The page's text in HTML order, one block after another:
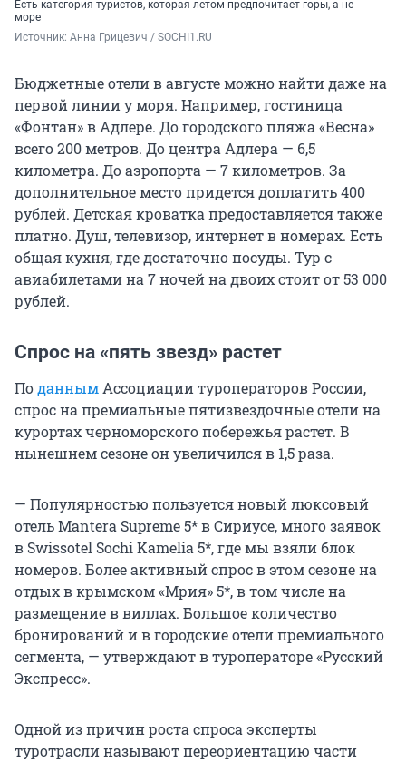
Есть категория туристов, которая летом предпочитает горы, а не
море
Источник: Анна Грицевич / SOCHI1.RU
Бюджетные отели в августе можно найти даже на
первой линии у моря. Например, гостиница
«Фонтан» в Адлере. До городского пляжа «Весна»
всего 200 метров. До центра Адлера — 6,5
километра. До аэропорта — 7 километров. За
дополнительное место придется доплатить 400
рублей. Детская кроватка предоставляется также
платно. Душ, телевизор, интернет в номерах. Есть
общая кухня, где достаточно посуды. Тур с
авиабилетами на 7 ночей на двоих стоит от 53 000
рублей.
Спрос на «пять звезд» растет
Поданным Ассоциации туроператоров России,
спрос на премиальные пятизвездочные отели на
курортах черноморского побережья растет. В
нынешнем сезоне он увеличился в 1,5 раза.
— Популярностью пользуется новый люксовый
отель Mantera Supreme 5* в Сириусе, много заявок
в Swissotel Sochi Kamelia 5*, где мы взяли блок
номеров. Более активный спрос в этом сезоне на
отдых в крымском «Мрия» 5*, в том числе на
размещение в виллах. Большое количество
бронирований и в городские отели премиального
сегмента, — утверждают в туроператоре «Русский
Экспресс».
Одной из причин роста спроса эксперты
туротрасли называют переориентацию части